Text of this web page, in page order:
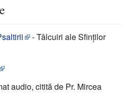
- Tâlcuiri ale Sfinților
audio, citită de Pr. Mircea